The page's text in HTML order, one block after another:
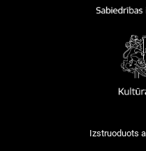
Izstruoduots